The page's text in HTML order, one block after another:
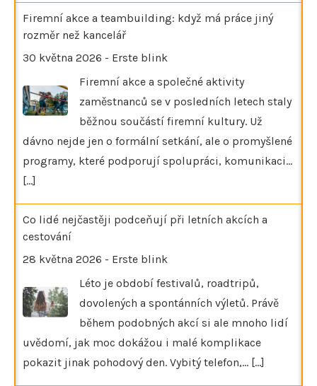
Firemní akce a teambuilding: když má práce jiný
rozměr než kancelář
30 května 2026 - Erste blink
Firemní akce a společné aktivity
zaměstnanců se v posledních letech staly
běžnou součástí firemní kultury. Už
dávno nejde jen o formální setkání, ale o promyšlené
programy, které podporují spolupráci, komunikaci…
[...]
Co lidé nejčastěji podceňují při letních akcích a
cestování
28 května 2026 - Erste blink
Léto je období festivalů, roadtripů,
dovolených a spontánních výletů. Právě
během podobných akcí si ale mnoho lidí
uvědomí, jak moc dokážou i malé komplikace
pokazit jinak pohodový den. Vybitý telefon,… [...]